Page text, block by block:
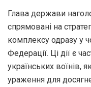
Глава держави
спрямовані на
комплексу одразу у
Федерації. Ці дії є
українських воїнів,
ураження для